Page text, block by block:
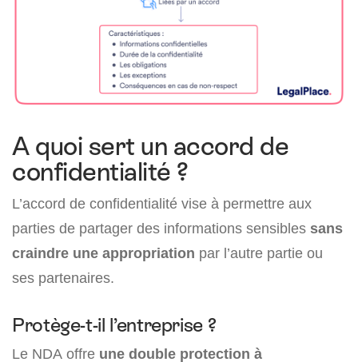
A quoi sert un accord de
confidentialité ?
L’accord de confidentialité vise à permettre aux
parties de partager des informations sensibles sans
craindre une appropriation par l’autre partie ou
ses partenaires.
Protège-t-il l’entreprise ?
Le NDA offre une double protection à